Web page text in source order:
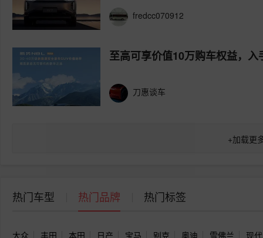
fredcc070912
至高可享价值10万购车权益，
刀惠谈车
+加载更
热门车型 热门品牌 热门标签
大众 丰田 本田 日产 宝马 别克 奥迪 雪佛兰 现代